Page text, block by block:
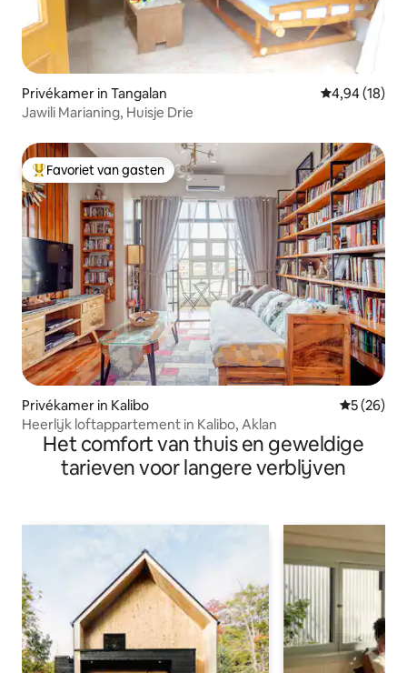
Privékamer in Tangalan Gemiddelde
4,94 (18)
Jawili Marianing, Huisje Drie
Topfavoriet van gasten
Favoriet van gasten
Privékamer in Kalibo
5 (26)
Heerlijk loftappartement in Kalibo, Aklan
Het comfort van thuis en geweldige
tarieven voor langere verblijven